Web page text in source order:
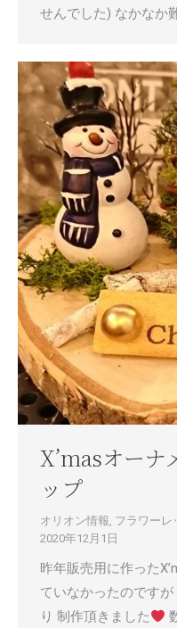
せんでした) なかなか
X’masオーナ
ップ
オリオン情報, フラワーレ
2020年12月1日
昨年販売用に作った
ていなかったのです
り 制作頂きました